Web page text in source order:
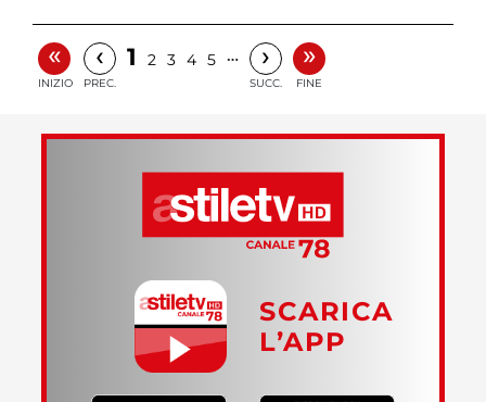
«
INIZIO
‹
PREC.
1 2 3 4 5 … ›
SUCC.
»
FINE
SCARICA
L’APP